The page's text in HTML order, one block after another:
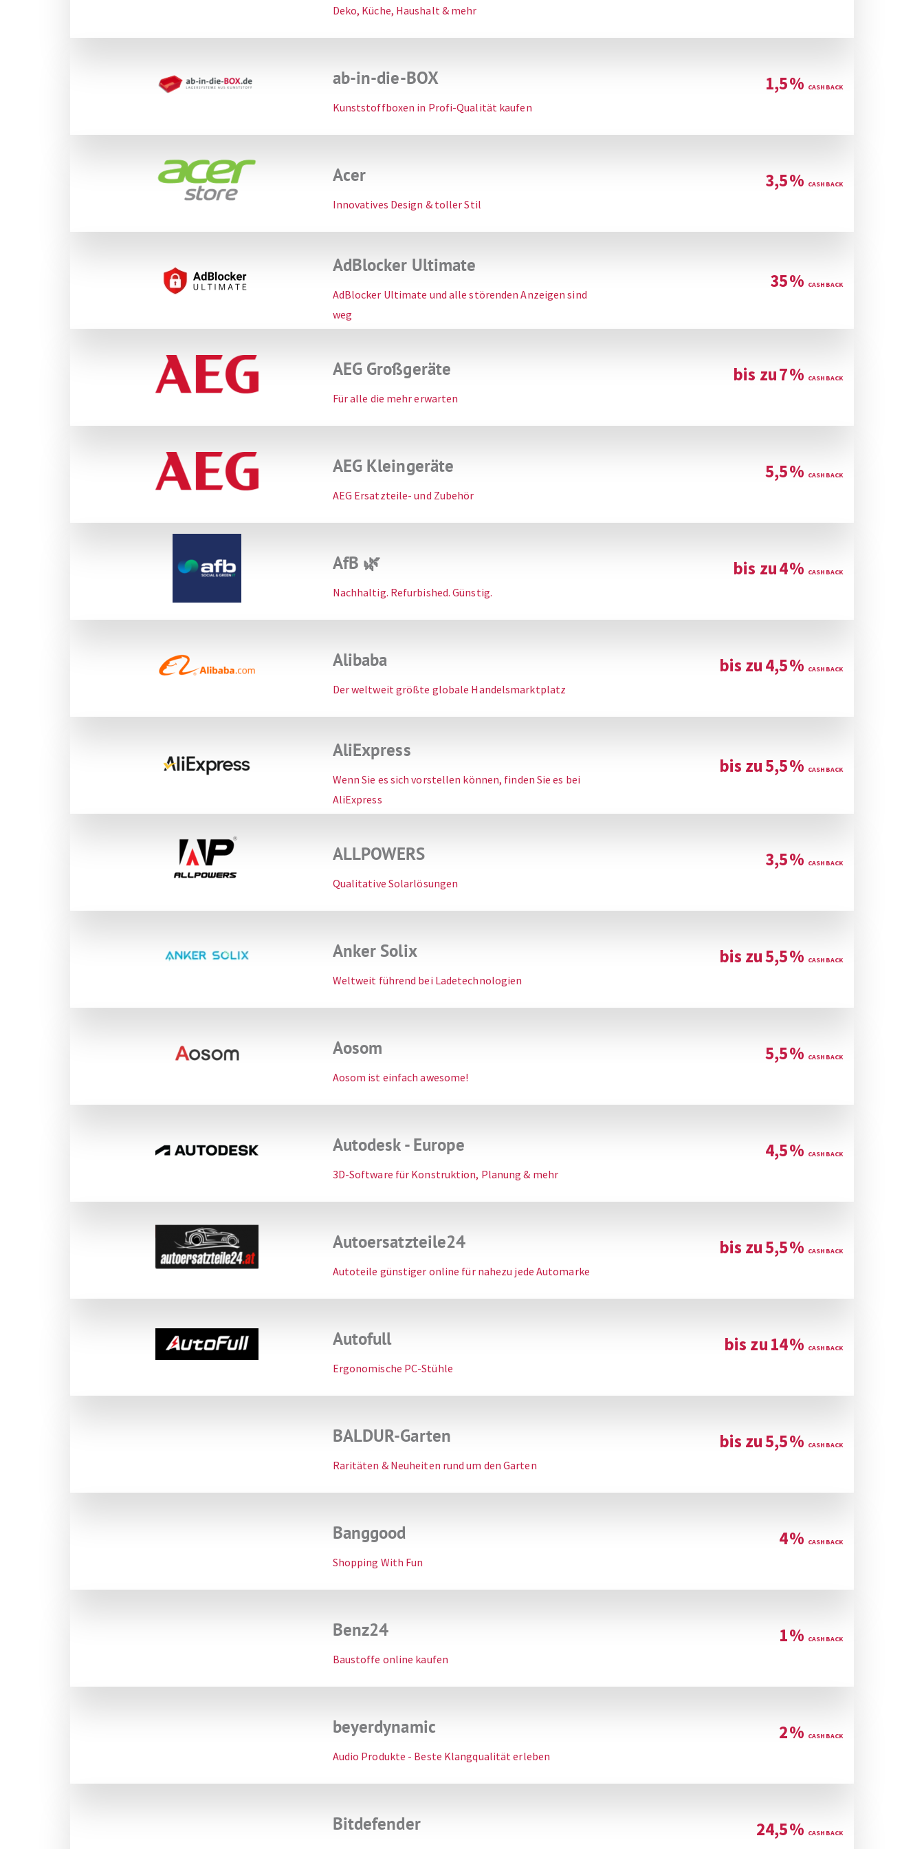
Deko, Küche, Haushalt & mehr
ab-in-die-BOX
Kunststoffboxen in Profi-Qualität kaufen
1,5%
Acer
Innovatives Design & toller Stil
3,5%
AdBlocker Ultimate
AdBlocker Ultimate und alle störenden Anzeigen sind
weg
35%
AEG Großgeräte
Für alle die mehr erwarten
bis zu7%
AEG Kleingeräte
AEG Ersatzteile- und Zubehör
5,5%
AfB 🌿
Nachhaltig. Refurbished. Günstig.
bis zu4%
Alibaba
Der weltweit größte globale Handelsmarktplatz
bis zu4,5%
AliExpress
Wenn Sie es sich vorstellen können, finden Sie es bei
AliExpress
bis zu5,5%
ALLPOWERS
Qualitative Solarlösungen
3,5%
Anker Solix
Weltweit führend bei Ladetechnologien
bis zu5,5%
Aosom
Aosom ist einfach awesome!
5,5%
Autodesk - Europe
3D-Software für Konstruktion, Planung & mehr
4,5%
Autoersatzteile24
Autoteile günstiger online für nahezu jede Automarke
bis zu5,5%
Autofull
Ergonomische PC-Stühle
bis zu14%
BALDUR-Garten
Raritäten & Neuheiten rund um den Garten
bis zu5,5%
Banggood
Shopping With Fun
4%
Benz24
Baustoffe online kaufen
1%
beyerdynamic
Audio Produkte - Beste Klangqualität erleben
2%
Bitdefender 24,5%